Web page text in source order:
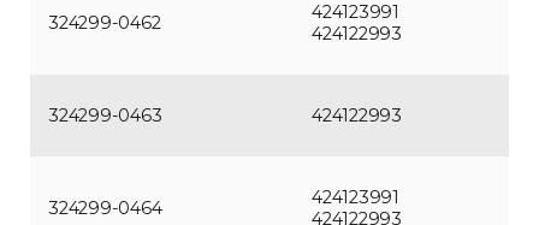
324299-0462
424123991
424122993
324299-0463 424122993
324299-0464
424123991
424122993